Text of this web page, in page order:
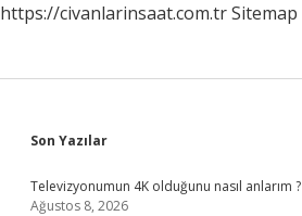
https://civanlarinsaat.com.trSitemap
Sidebar
Son Yazılar
Televizyonumun 4K olduğunu nasıl anlarım ?
Ağustos 8, 2026